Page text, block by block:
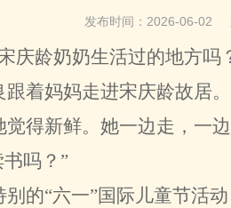
发布时间：2026-06-02
庆龄奶奶生活过的地方
跟着妈妈走进宋庆龄故居
觉得新鲜。她一边走，一
吗？”
“六一”国际儿童节活动